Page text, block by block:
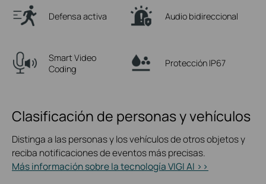
Defensa activa Audio bidireccional
Smart Video
Coding
Protección IP67
Clasificación de personas y vehículos
Distinga a las personas y los vehículos de otros objetos y
reciba notificaciones de eventos más precisas.
Más información sobre la tecnología VIGI AI >>